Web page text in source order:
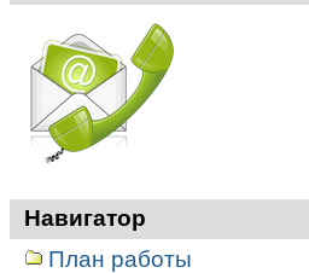
Навигатор
План работы